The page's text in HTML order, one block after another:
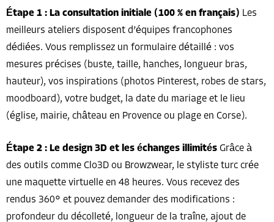
Étape 1 : La consultation initiale (100 % en français) Les
meilleurs ateliers disposent d’équipes francophones
dédiées. Vous remplissez un formulaire détaillé : vos
mesures précises (buste, taille, hanches, longueur bras,
hauteur), vos inspirations (photos Pinterest, robes de stars,
moodboard), votre budget, la date du mariage et le lieu
(église, mairie, château en Provence ou plage en Corse).
Étape 2 : Le design 3D et les échanges illimités Grâce à
des outils comme Clo3D ou Browzwear, le styliste turc crée
une maquette virtuelle en 48 heures. Vous recevez des
rendus 360° et pouvez demander des modifications :
profondeur du décolleté, longueur de la traîne, ajout de